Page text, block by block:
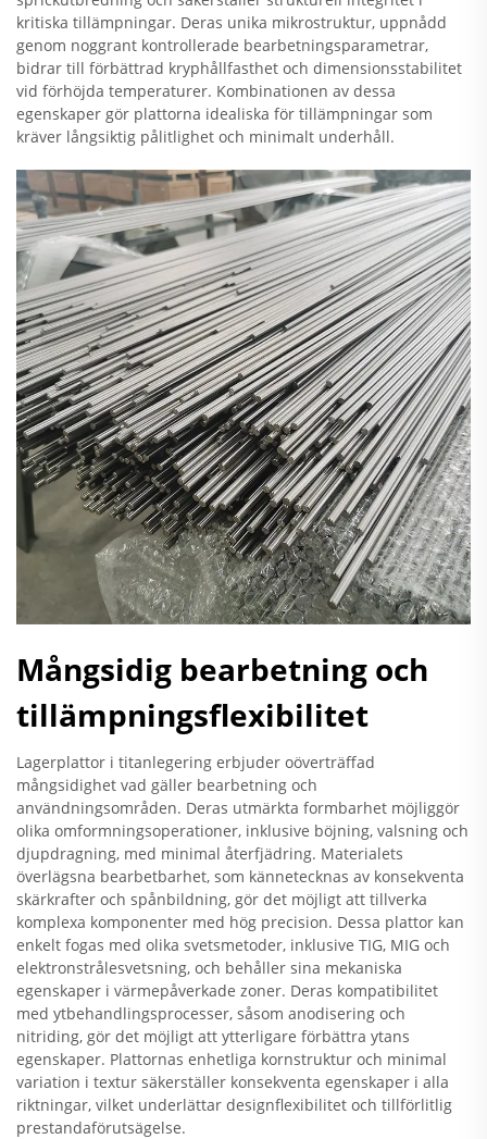
kritiska tillämpningar. Deras unika mikrostruktur, uppnådd
genom noggrant kontrollerade bearbetningsparametrar,
bidrar till förbättrad kryphållfasthet och dimensionsstabilitet
vid förhöjda temperaturer. Kombinationen av dessa
egenskaper gör plattorna idealiska för tillämpningar som
kräver långsiktig pålitlighet och minimalt underhåll.
Mångsidig bearbetning och
tillämpningsflexibilitet
Lagerplattor i titanlegering erbjuder oöverträffad
mångsidighet vad gäller bearbetning och
användningsområden. Deras utmärkta formbarhet möjliggör
olika omformningsoperationer, inklusive böjning, valsning och
djupdragning, med minimal återfjädring. Materialets
överlägsna bearbetbarhet, som kännetecknas av konsekventa
skärkrafter och spånbildning, gör det möjligt att tillverka
komplexa komponenter med hög precision. Dessa plattor kan
enkelt fogas med olika svetsmetoder, inklusive TIG, MIG och
elektronstrålesvetsning, och behåller sina mekaniska
egenskaper i värmepåverkade zoner. Deras kompatibilitet
med ytbehandlingsprocesser, såsom anodisering och
nitriding, gör det möjligt att ytterligare förbättra ytans
egenskaper. Plattornas enhetliga kornstruktur och minimal
variation i textur säkerställer konsekventa egenskaper i alla
riktningar, vilket underlättar designflexibilitet och tillförlitlig
prestandaförutsägelse.